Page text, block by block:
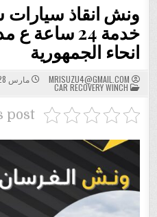
ونش انقاذ
خدمة 24
انحاء الجمهورية
MRISUZU4@GMAIL.COM مارس 28, 2026
POSTED
IN
CAR RECOVERY WINCH
post